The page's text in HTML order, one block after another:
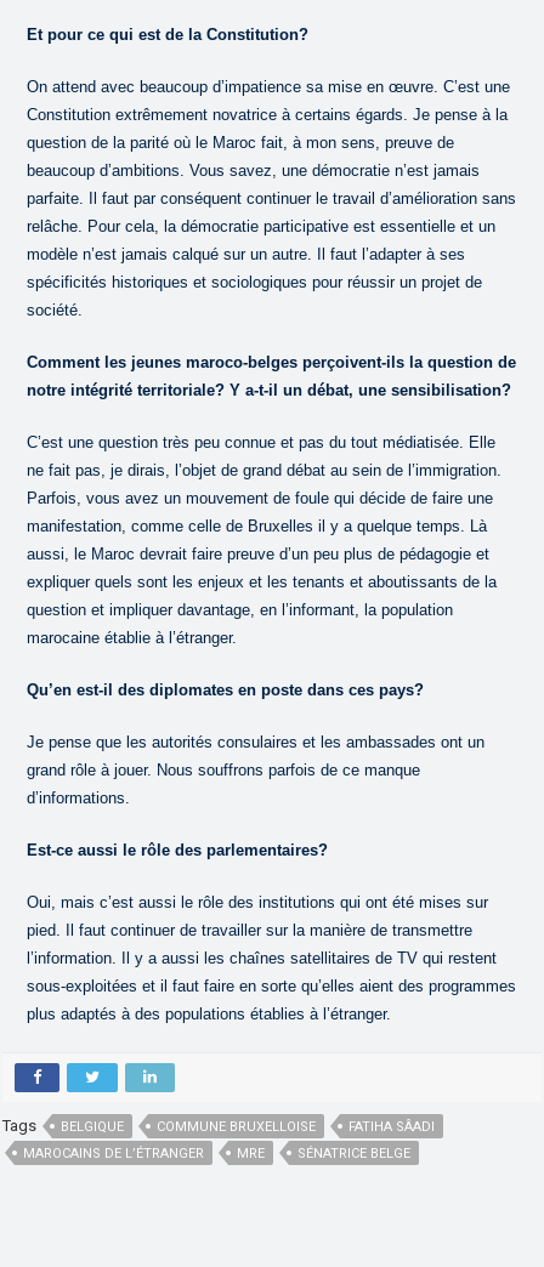
Et pour ce qui est de la Constitution?
On attend avec beaucoup d’impatience sa mise en œuvre. C’est une
Constitution extrêmement novatrice à certains égards. Je pense à la
question de la parité où le Maroc fait, à mon sens, preuve de
beaucoup d’ambitions. Vous savez, une démocratie n’est jamais
parfaite. Il faut par conséquent continuer le travail d’amélioration sans
relâche. Pour cela, la démocratie participative est essentielle et un
modèle n’est jamais calqué sur un autre. Il faut l’adapter à ses
spécificités historiques et sociologiques pour réussir un projet de
société.
Comment les jeunes maroco-belges perçoivent-ils la question de
notre intégrité territoriale? Y a-t-il un débat, une sensibilisation?
C’est une question très peu connue et pas du tout médiatisée. Elle
ne fait pas, je dirais, l’objet de grand débat au sein de l’immigration.
Parfois, vous avez un mouvement de foule qui décide de faire une
manifestation, comme celle de Bruxelles il y a quelque temps. Là
aussi, le Maroc devrait faire preuve d’un peu plus de pédagogie et
expliquer quels sont les enjeux et les tenants et aboutissants de la
question et impliquer davantage, en l’informant, la population
marocaine établie à l’étranger.
Qu’en est-il des diplomates en poste dans ces pays?
Je pense que les autorités consulaires et les ambassades ont un
grand rôle à jouer. Nous souffrons parfois de ce manque
d’informations.
Est-ce aussi le rôle des parlementaires?
Oui, mais c’est aussi le rôle des institutions qui ont été mises sur
pied. Il faut continuer de travailler sur la manière de transmettre
l’information. Il y a aussi les chaînes satellitaires de TV qui restent
sous-exploitées et il faut faire en sorte qu’elles aient des programmes
plus adaptés à des populations établies à l’étranger.
Tags BELGIQUE COMMUNE BRUXELLOISE
FATIHA SÂADI
MAROCAINS DE L’ÉTRANGER
MRE SÉNATRICE BELGE